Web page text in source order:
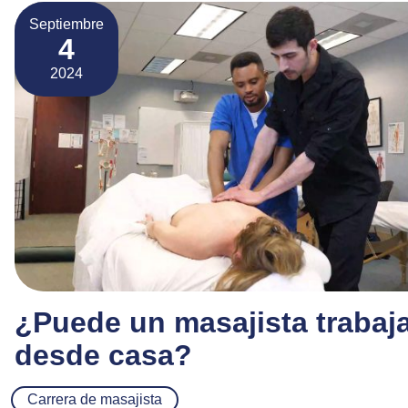
Septiembre
4
2024
¿Puede un masajista
desde casa?
Carrera de masajista